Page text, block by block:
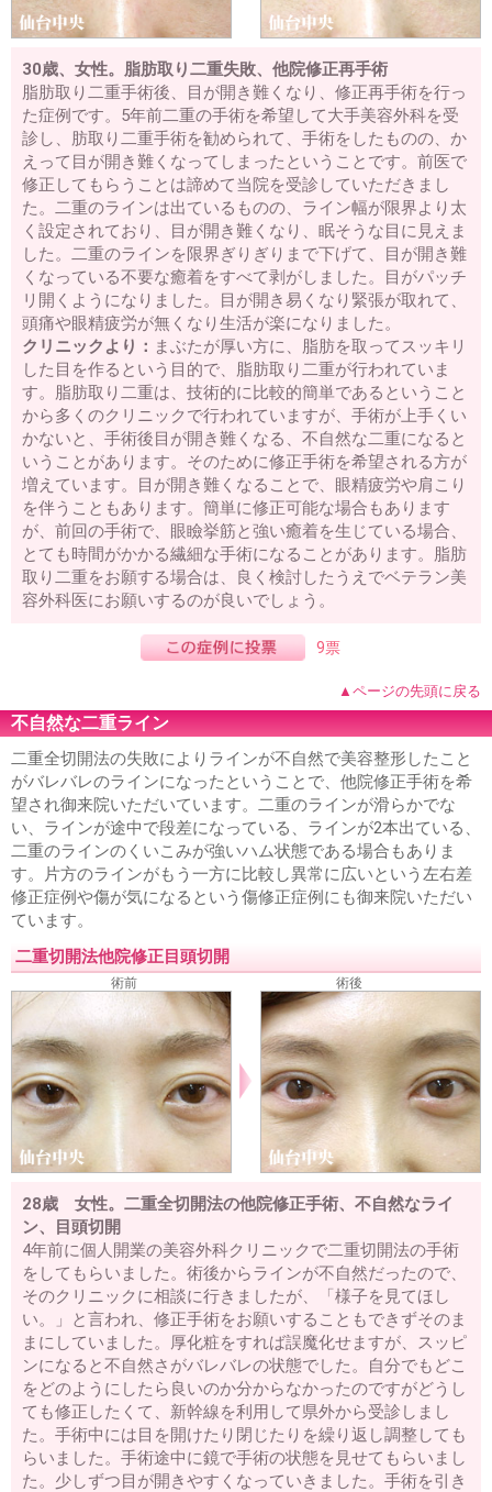
30歳、女性。脂肪取り二重失敗、他院修正再手術
脂肪取り二重手術後、目が開き難くなり、修正再手術を行っ
た症例です。5年前二重の手術を希望して大手美容外科を受
診し、肪取り二重手術を勧められて、手術をしたものの、か
えって目が開き難くなってしまったということです。前医で
修正してもらうことは諦めて当院を受診していただきまし
た。二重のラインは出ているものの、ライン幅が限界より太
く設定されており、目が開き難くなり、眠そうな目に見えま
した。二重のラインを限界ぎりぎりまで下げて、目が開き難
くなっている不要な癒着をすべて剥がしました。目がパッチ
リ開くようになりました。目が開き易くなり緊張が取れて、
頭痛や眼精疲労が無くなり生活が楽になりました。
クリニックより： まぶたが厚い方に、脂肪を取ってスッキリ
した目を作るという目的で、脂肪取り二重が行われていま
す。脂肪取り二重は、技術的に比較的簡単であるということ
から多くのクリニックで行われていますが、手術が上手くい
かないと、手術後目が開き難くなる、不自然な二重になると
いうことがあります。そのために修正手術を希望される方が
増えています。目が開き難くなることで、眼精疲労や肩こり
を伴うこともあります。簡単に修正可能な場合もあります
が、前回の手術で、眼瞼挙筋と強い癒着を生じている場合、
とても時間がかかる繊細な手術になることがあります。脂肪
取り二重をお願する場合は、良く検討したうえでベテラン美
容外科医にお願いするのが良いでしょう。
9票
▲ページの先頭に戻る
不自然な二重ライン
二重全切開法の失敗によりラインが不自然で美容整形したこと
がバレバレのラインになったということで、他院修正手術を希
望され御来院いただいています。二重のラインが滑らかでな
い、ラインが途中で段差になっている、ラインが2本出ている、
二重のラインのくいこみが強いハム状態である場合もありま
す。片方のラインがもう一方に比較し異常に広いという左右差
修正症例や傷が気になるという傷修正症例にも御来院いただい
ています。
二重切開法他院修正目頭切開
術前 術後
28歳 女性。二重全切開法の他院修正手術、不自然なライ
ン、目頭切開
4年前に個人開業の美容外科クリニックで二重切開法の手術
をしてもらいました。術後からラインが不自然だったので、
そのクリニックに相談に行きましたが、「様子を見てほし
い。」と言われ、修正手術をお願いすることもできずそのま
まにしていました。厚化粧をすれば誤魔化せますが、スッピ
ンになると不自然さがバレバレの状態でした。自分でもどこ
をどのようにしたら良いのか分からなかったのですがどうし
ても修正したくて、新幹線を利用して県外から受診しまし
た。手術中には目を開けたり閉じたりを繰り返し調整しても
らいました。手術途中に鏡で手術の状態を見せてもらいまし
た。少しずつ目が開きやすくなっていきました。手術を引き